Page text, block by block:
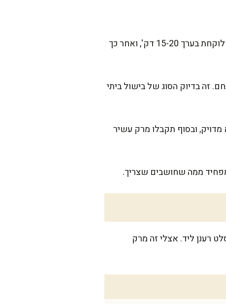
המתכון הזה מרגיש כמו סיר שהתבשל חצי יום, אבל בסיר לחץ הוא מתקדם מהר. ההכנה הפעילה לוקחת בערך 15-20 דק', ואחר כך
זה בדיוק הסוג של בישול ביתי
ובסוף תקבלו מרק עשיר
ממה שחושבים שצריך.
או ל-8 אם מוסיפים לחם טוב וסלט רענן ליד. אצלי זה מרק